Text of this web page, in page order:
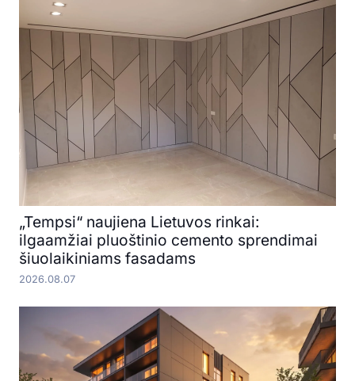
„Tempsi“ naujiena Lietuvos rinkai:
ilgaamžiai pluoštinio cemento sprendimai
šiuolaikiniams fasadams
2026.08.07